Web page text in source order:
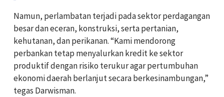
Namun, perlambatan terjadi pada sektor perdagangan
besar dan eceran, konstruksi, serta pertanian,
kehutanan, dan perikanan. “Kami mendorong
perbankan tetap menyalurkan kredit ke sektor
produktif dengan risiko terukur agar pertumbuhan
ekonomi daerah berlanjut secara berkesinambungan,”
tegas Darwisman.